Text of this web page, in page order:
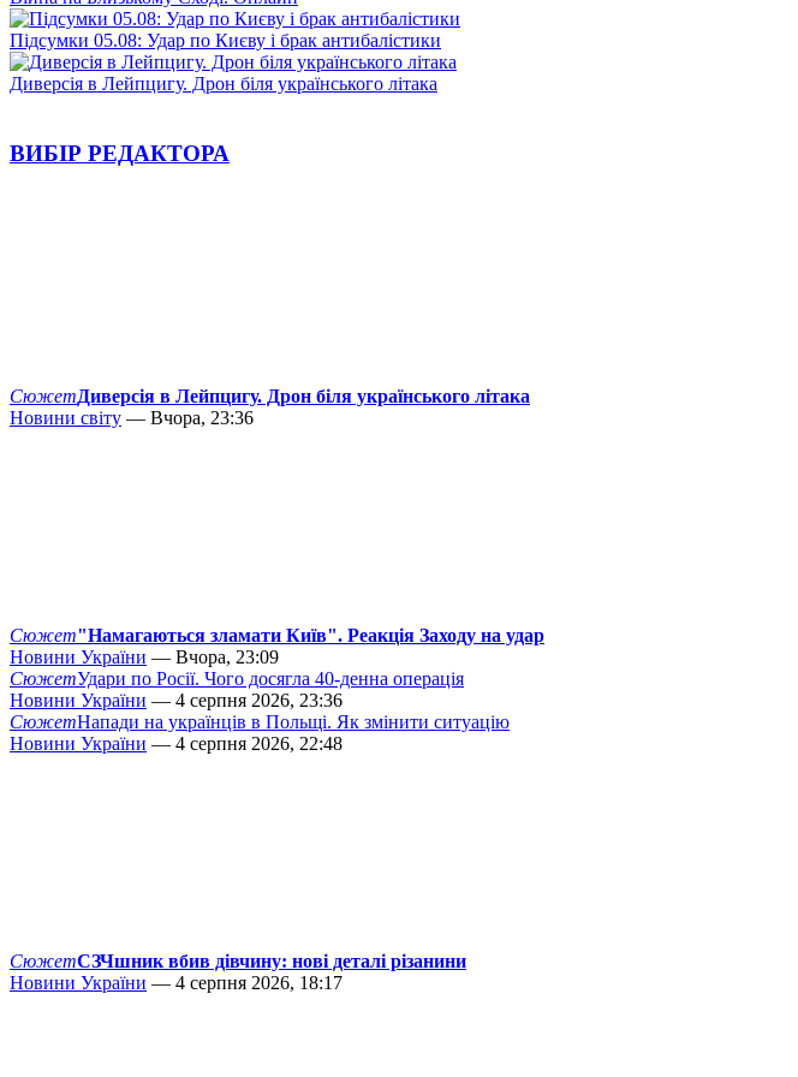
Підсумки 05.08: Удар по Києву і брак антибалістики
Диверсія в Лейпцигу. Дрон біля українського літака
ВИБІР РЕДАКТОРА
СюжетДиверсія в Лейпцигу. Дрон біля українського літака
Новини світу — Вчора, 23:36
Сюжет"Намагаються зламати Київ". Реакція Заходу на удар
Новини України — Вчора, 23:09
СюжетУдари по Росії. Чого досягла 40-денна операція
Новини України — 4 серпня 2026, 23:36
СюжетНапади на українців в Польщі. Як змінити ситуацію
Новини України — 4 серпня 2026, 22:48
СюжетСЗЧшник вбив дівчину: нові деталі різанини
Новини України — 4 серпня 2026, 18:17